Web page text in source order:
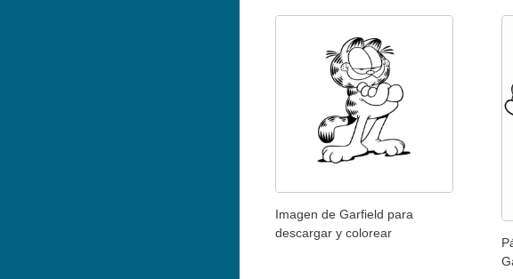
Imagen de Garfield para
descargar y colorear